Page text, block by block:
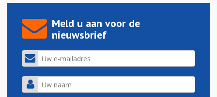
Meld u aan voor de
nieuwsbrief